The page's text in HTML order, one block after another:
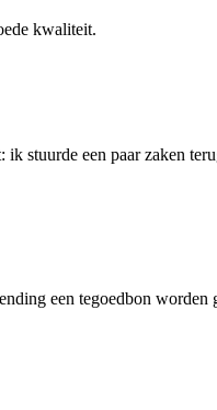
kwaliteit.
stuurde een paar zaken
een tegoedbon worden